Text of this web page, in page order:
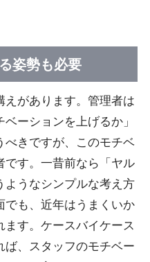
姿勢も必要
えがあります。管理者は
ーションを上げるか」
べきですが、このモチベ
です。一昔前なら「ヤル
ようなシンプルな考え方
でも、近年はうまくいか
す。ケースバイケース
ば、スタッフのモチベー